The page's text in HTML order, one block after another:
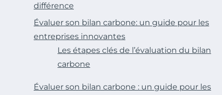
différence
Évaluer son bilan carbone: un guide pour les
entreprises innovantes
Les étapes clés de l’évaluation du bilan
carbone
Évaluer son bilan carbone : un guide pour les